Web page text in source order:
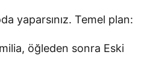
yaparsınız. Temel plan:
öğleden sonra Eski